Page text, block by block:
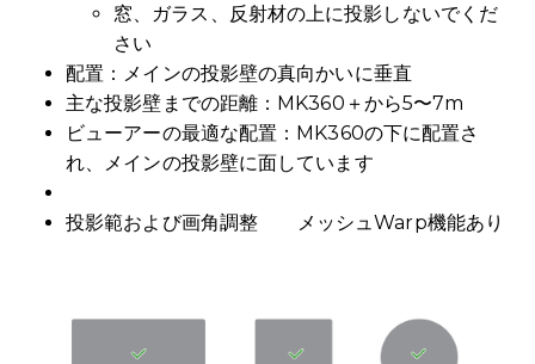
窓、ガラス、反射材の上に投影しないでくだ
さい
配置：メインの投影壁の真向かいに垂直
主な投影壁までの距離：MK360＋から5〜7m
ビューアーの最適な配置：MK360の下に配置さ
れ、メインの投影壁に面しています
投影範および画角調整 メッシュWarp機能あり